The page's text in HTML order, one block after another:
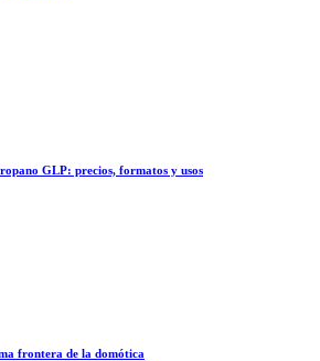
GLP: precios, formatos y usos
frontera de la domótica